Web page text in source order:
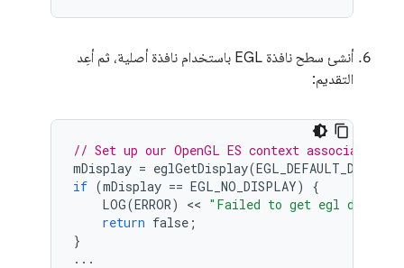
أنشئ سطح نافذة EGL باستخدام نافذة أصلية، ثم أعِد
التقديم:
// Set up our OpenGL ES context associated
mDisplay = eglGetDisplay(EGL_DEFAULT_DISPLAY
if (mDisplay == EGL_NO_DISPLAY)
{
LOG(ERROR) << "Failed to get egl
return false ;
}
...